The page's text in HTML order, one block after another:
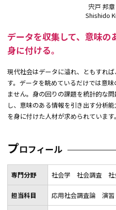
狭間 惠三子
初谷 勇
地域経済政策専攻非常勤教員
経営革新専攻専任教員
経営革新専攻非常勤教員
在学生・修了生紹介
入試情報
公開講座・研究講座
研究 PICK UP
宍戸 邦
Shishido
データを収集して、 意味の
身に付ける。
現代社会はデータに溢れ、ともすれ
す。データを眺めているだけでは意
ません。身の回りの課題を統計的な
し、意味のある情報を引き出す分析
を身に付けた人材が求められています。
プロフィール
専門分野 社会学 社会調査 社
担当科目 応用社会調査論 演